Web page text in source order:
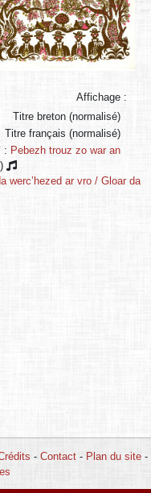
Affichage :
Titre breton (normalisé)
Titre français (normalisé)
: Pebezh trouz zo war an
werc’hezed ar vro / Gloar da
- Contact- Plan du site-